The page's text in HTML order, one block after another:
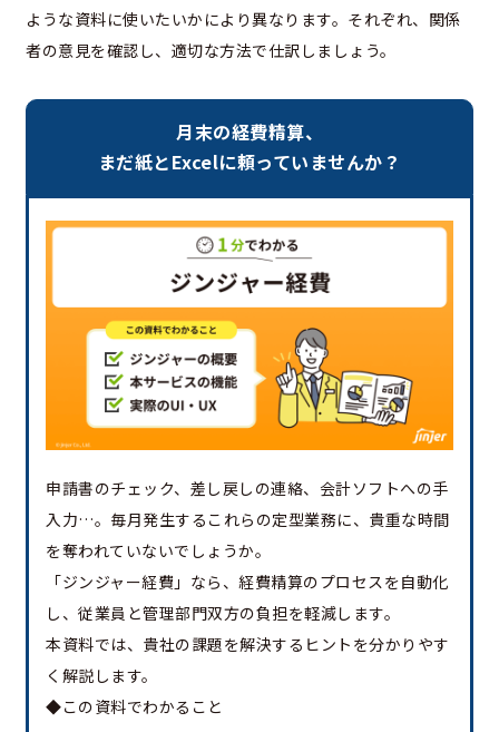
ような資料に使いたいかにより異なります。それぞれ、関係
者の意見を確認し、適切な方法で仕訳しましょう。
月末の経費精算、
まだ紙とExcelに頼っていませんか？
申請書のチェック、差し戻しの連絡、会計ソフトへの手
入力…。毎月発生するこれらの定型業務に、貴重な時間
を奪われていないでしょうか。
「ジンジャー経費」なら、経費精算のプロセスを自動化
し、従業員と管理部門双方の負担を軽減します。
本資料では、貴社の課題を解決するヒントを分かりやす
く解説します。
◆この資料でわかること